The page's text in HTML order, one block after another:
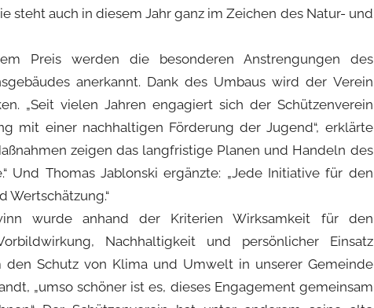
steht auch in diesem Jahr ganz im Zeichen des Natur- und
Preis werden die besonderen Anstrengungen des
anerkannt. Dank des Umbaus wird der Verein
„Seit vielen Jahren engagiert sich der Schützenverein
mit einer nachhaltigen Förderung der Jugend“, erklärte
zeigen das langfristige Planen und Handeln des
Und Thomas Jablonski ergänzte: „Jede Initiative für den
Wertschätzung.“
wurde anhand der Kriterien Wirksamkeit für den
Nachhaltigkeit und persönlicher Einsatz
Schutz von Klima und Umwelt in unserer Gemeinde
„umso schöner ist es, dieses Engagement gemeinsam